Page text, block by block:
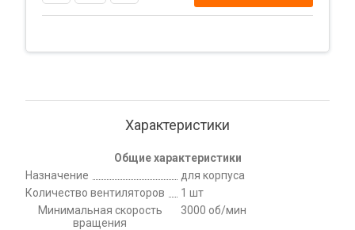
Характеристики
Общие характеристики
Назначение
для корпуса
Количество вентиляторов
1 шт
Минимальная скорость
вращения
3000 об/мин